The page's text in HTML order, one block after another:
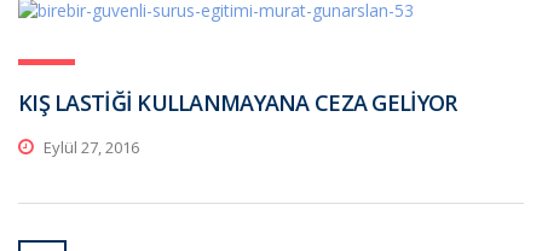
KIŞ LASTİĞİ KULLANMAYANA CEZA GELİYOR
Eylül 27, 2016